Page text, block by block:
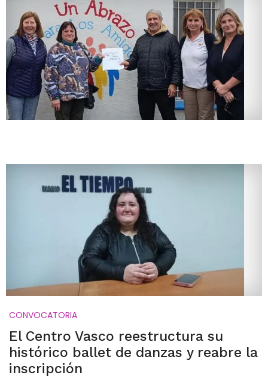
CONVOCATORIA
El Centro Vasco reestructura su
histórico ballet de danzas y reabre la
inscripción